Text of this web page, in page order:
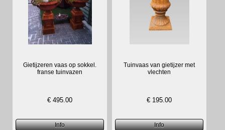
Gietijzeren vaas op sokkel.
franse tuinvazen
€495.00
Tuinvaas van gietijzer met
vlechten
€ 195.00